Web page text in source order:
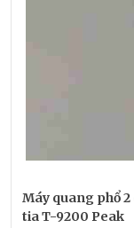
Máy quang phổ
tia T-9200 Peak